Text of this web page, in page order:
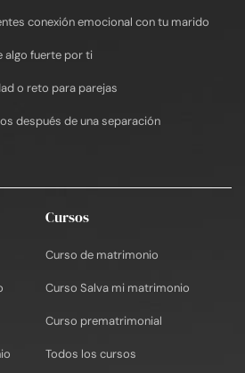
conexión emocional con tu marido
algo fuerte por ti
o reto para parejas
después de una separación
Cursos
Curso de matrimonio
Curso Salva mi matrimonio
Curso prematrimonial
Todos los cursos